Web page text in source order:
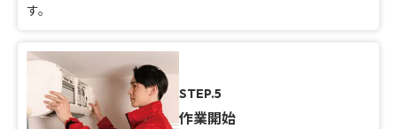
す。
STEP.5
作業開始